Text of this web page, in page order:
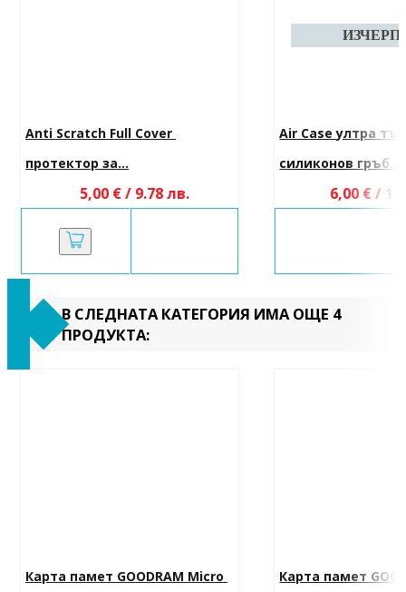
Anti Scratch Full Cover
протектор за...
5,00 € / 9.78 лв.
Air Case ултра
силиконов гръб...
6,00 € /
В СЛЕДНАТА КАТЕГОРИЯ ИМА ОЩЕ 4
ПРОДУКТА:
Карта памет GOODRAM Micro Карта памет